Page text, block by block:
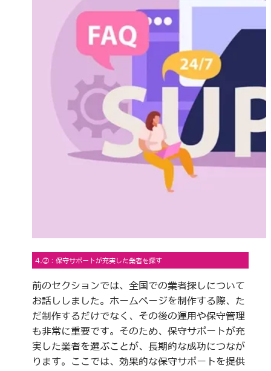
4.②：保守サポートが充実した業者を探す
前のセクションでは、全国での業者探しについて
お話ししました。ホームページを制作する際、た
だ制作するだけでなく、その後の運用や保守管理
も非常に重要です。そのため、保守サポートが充
実した業者を選ぶことが、長期的な成功につなが
ります。ここでは、効果的な保守サポートを提供